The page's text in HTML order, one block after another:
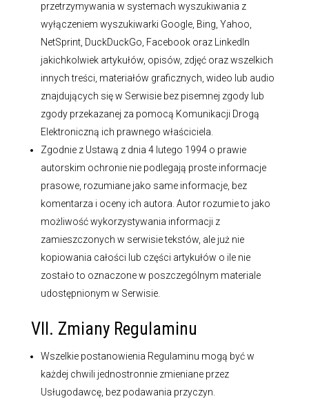
przetrzymywania w systemach wyszukiwania z
wyłączeniem wyszukiwarki Google, Bing, Yahoo,
NetSprint, DuckDuckGo, Facebook oraz LinkedIn
jakichkolwiek artykułów, opisów, zdjęć oraz wszelkich
innych treści, materiałów graficznych, wideo lub audio
znajdujących się w Serwisie bez pisemnej zgody lub
zgody przekazanej za pomocą Komunikacji Drogą
Elektroniczną ich prawnego właściciela.
Zgodnie z Ustawą z dnia 4 lutego 1994 o prawie
autorskim ochronie nie podlegają proste informacje
prasowe, rozumiane jako same informacje, bez
komentarza i oceny ich autora. Autor rozumie to jako
możliwość wykorzystywania informacji z
zamieszczonych w serwisie tekstów, ale już nie
kopiowania całości lub części artykułów o ile nie
zostało to oznaczone w poszczególnym materiale
udostępnionym w Serwisie.
VII. Zmiany Regulaminu
Wszelkie postanowienia Regulaminu mogą być w
każdej chwili jednostronnie zmieniane przez
Usługodawcę, bez podawania przyczyn.